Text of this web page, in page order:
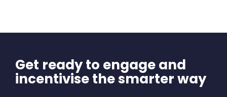
Get ready to engage and
incentivise the smarter way